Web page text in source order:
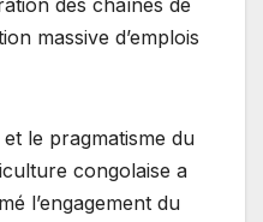
des chaînes de
massive d’emplois
le pragmatisme du
congolaise a
l’engagement du